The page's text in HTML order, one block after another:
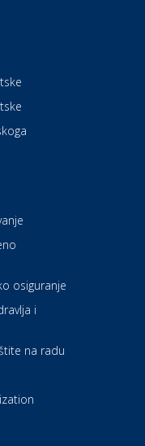
osiguranje
i
na radu